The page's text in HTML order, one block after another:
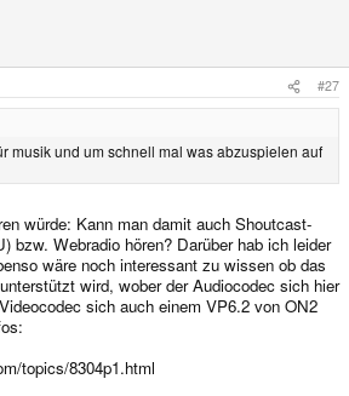
#27
musik und um schnell mal was abzuspielen auf
würde: Kann man damit auch Shoutcast-
bzw. Webradio hören? Darüber hab ich leider
wäre noch interessant zu wissen ob das
wird, wober der Audiocodec sich hier
sich auch einem VP6.2 von ON2
topics/8304p1.html